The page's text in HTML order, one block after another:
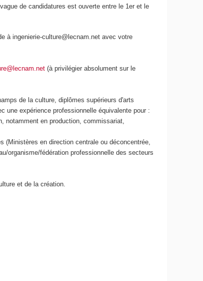
de candidatures est ouverte entre le 1er et le
à ingenierie-culture@lecnam.net avec votre
(à privilégier absolument sur le
de la culture, diplômes supérieurs d'arts
une expérience professionnelle équivalente pour :
notamment en production, commissariat,
(Ministères en direction centrale ou déconcentrée,
organisme/fédération professionnelle des secteurs
et de la création.